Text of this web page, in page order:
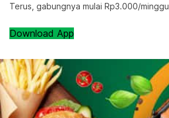
Terus, gabungnya mulai Rp3.000/minggu
Download App